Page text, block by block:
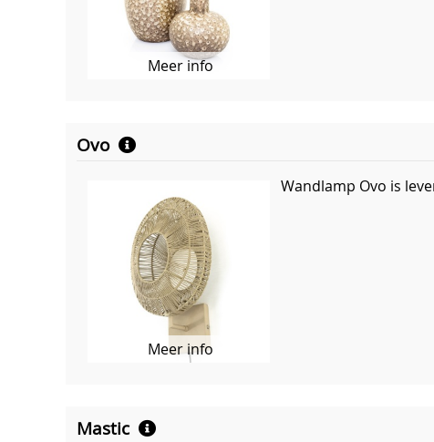
Meer info
Ovo
Meer info
Wandlamp Ovo is
Mastic